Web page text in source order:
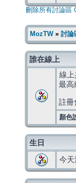
刪除所有討論區
MozTW» 討論
誰在線上
線上
最高
註冊
顏色
生日
今天